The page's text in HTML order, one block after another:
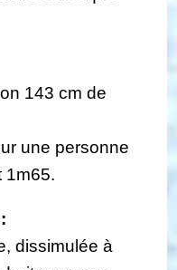
143 cm de
une personne
1m65.
dissimulée à